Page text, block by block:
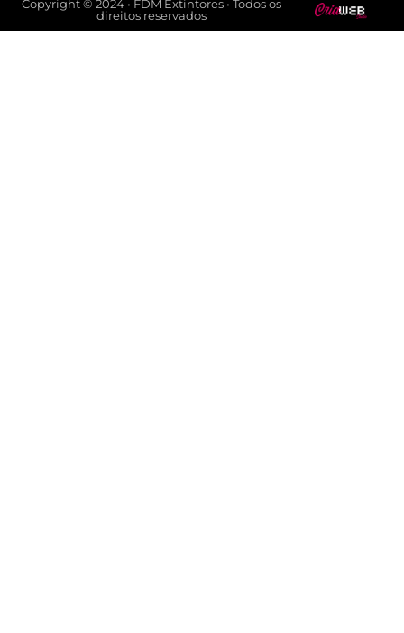
Copyright © 2024 • FDM Extintores • Todos os
direitos reservados